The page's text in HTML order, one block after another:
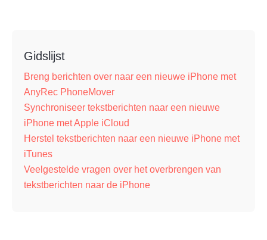
Gidslijst
Breng berichten over naar een nieuwe iPhone met
AnyRec PhoneMover
Synchroniseer tekstberichten naar een nieuwe
iPhone met Apple iCloud
Herstel tekstberichten naar een nieuwe iPhone met
iTunes
Veelgestelde vragen over het overbrengen van
tekstberichten naar de iPhone